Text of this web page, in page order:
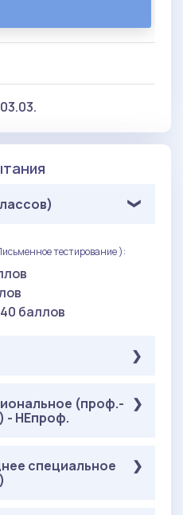
тестирование ):
баллов
тестирование ):
: 40 баллов
(проф.-
- НЕпроф.
тестирование ):
специальное